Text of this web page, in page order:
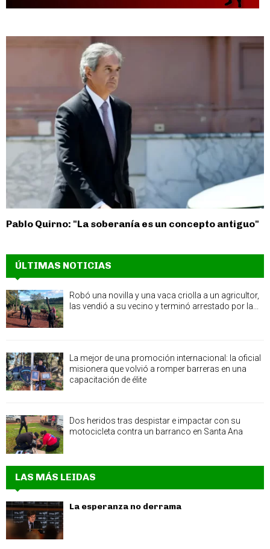
Pablo Quirno: "La soberanía es un concepto antiguo"
ÚLTIMAS NOTICIAS
Robó una novilla y una vaca criolla a un agricultor,
las vendió a su vecino y terminó arrestado por la...
La mejor de una promoción internacional: la oficial
misionera que volvió a romper barreras en una
capacitación de élite
Dos heridos tras despistar e impactar con su
motocicleta contra un barranco en Santa Ana
LAS MÁS LEIDAS
La esperanza no derrama